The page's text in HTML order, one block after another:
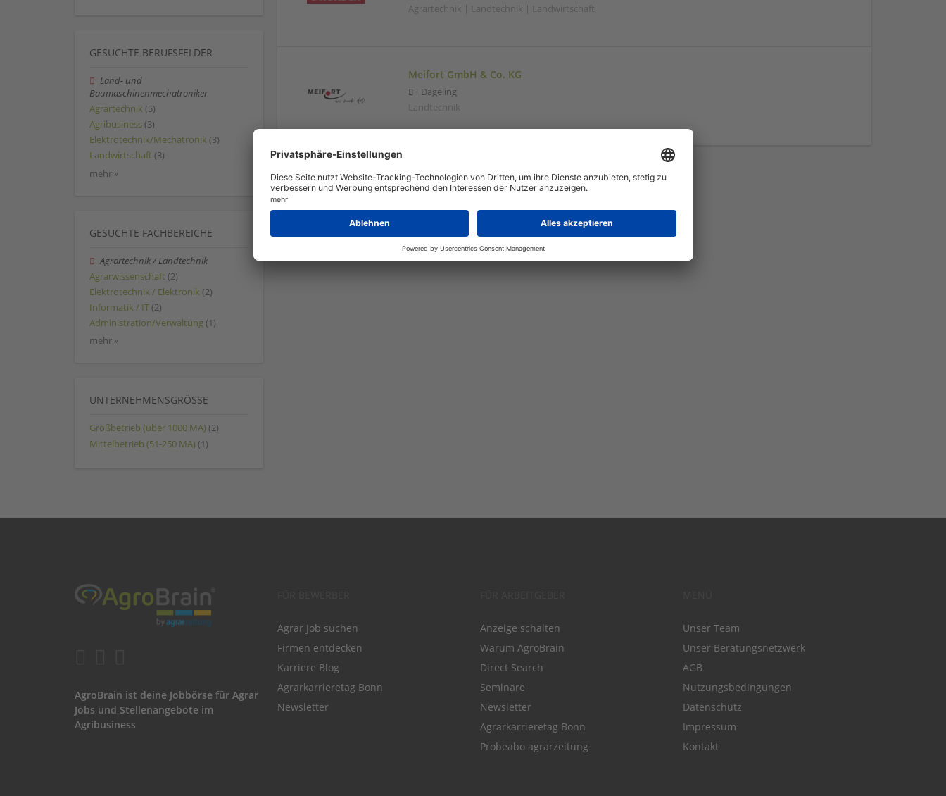
Agrartechnik | Landtechnik | Landwirtschaft
Meifort GmbH & Co. KG
Dägeling
Landtechnik
GESUCHTE BERUFSFELDER
Land- und
Baumaschinenmechatroniker
Agrartechnik (5)
Agribusiness (3)
Elektrotechnik/Mechatronik (3)
Landwirtschaft (3)
mehr »
GESUCHTE FACHBEREICHE
Agrartechnik / Landtechnik
Agrarwissenschaft (2)
Elektrotechnik / Elektronik (2)
Informatik / IT (2)
Administration/Verwaltung (1)
mehr »
UNTERNEHMENSGRÖSSE
Großbetrieb (über 1000 MA) (2)
Mittelbetrieb (51-250 MA) (1)
AgroBrain ist deine Jobbörse für Agrar
Jobs und Stellenangebote im
Agribusiness
Agrar Job suchen
Firmen entdecken
Karriere Blog
Agrarkarrieretag Bonn
Newsletter
Anzeige schalten
Warum AgroBrain
Direct Search
Seminare
Newsletter
Agrarkarrieretag Bonn
Probeabo agrarzeitung
Unser Team
Unser Beratungsnetzwerk
AGB
Nutzungsbedingungen
Datenschutz
Impressum
Kontakt